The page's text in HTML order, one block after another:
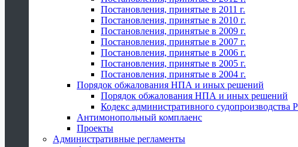
Постановления, принятые в 2011 г.
Постановления, принятые в 2010 г.
Постановления, принятые в 2009 г.
Постановления, принятые в 2007 г.
Постановления, принятые в 2006 г.
Постановления, принятые в 2005 г.
Постановления, принятые в 2004 г.
Порядок обжалования НПА и иных решений
Порядок обжалования НПА и иных решений
Кодекс административного судопроизводства
Антимонопольный комплаенс
Проекты
Административные регламенты